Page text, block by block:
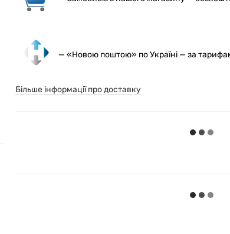
— «Новою поштою» по Україні — за
Більше інформації про доставку